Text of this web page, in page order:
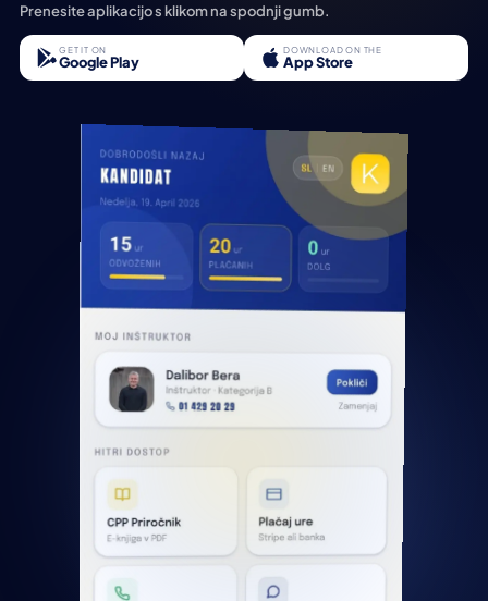
Prenesite aplikacijo s klikom na spodnji gumb.
GET IT ON
Google Play
DOWNLOAD ON THE
App Store